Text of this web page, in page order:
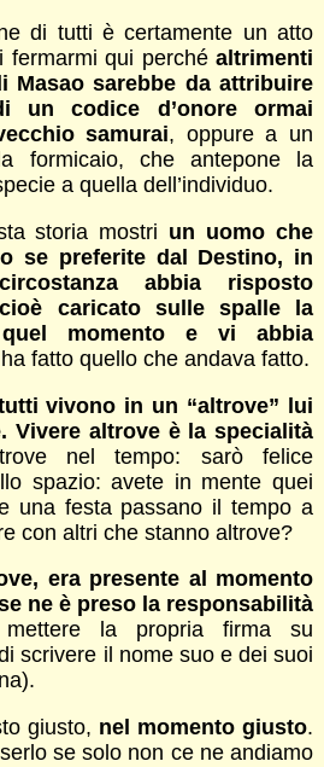
di tutti è certamente un atto
fermarmi qui perchéaltrimenti
Masao sarebbe da attribuire
un codice d’onore ormai
samurai, oppure a un
formicaio, che antepone la
a quella dell’individuo.
storia mostri un uomo che
se preferite dal Destino, in
abbia risposto
caricato sulle spalle la
momento e vi abbia
fatto quello che andava fatto.
vivono in un “altrove” lui
Vivere altrove è la specialità
nel tempo: sarò felice
spazio: avete in mente quei
una festa passano il tempo a
con altri che stanno altrove?
era presente al momento
ne è preso la responsabilità
la propria firma su
scrivere il nome suo e dei suoi
giusto, nel momento giusto.
se solo non ce ne andiamo